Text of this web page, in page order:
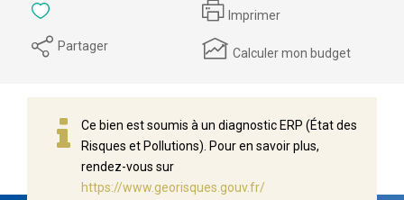
Imprimer
Partager Calculer mon budget
Ce bien est soumis à un diagnostic ERP (État des
Risques et Pollutions). Pour en savoir plus,
rendez-vous sur
https://www.georisques.gouv.fr/